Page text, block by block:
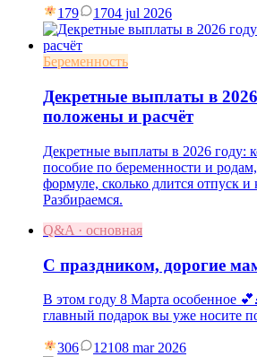
179 1704 jul 2026
Беременность
Декретные выплаты в
положены и расчёт
Декретные выплаты в 2026 году:
пособие по беременности и
формуле, сколько длится отпуск и
Разбираемся.
Q&A · основная
С праздником, дорогие
В этом году 8 Марта особенное
главный подарок вы уже носите
306 12108 mar 2026